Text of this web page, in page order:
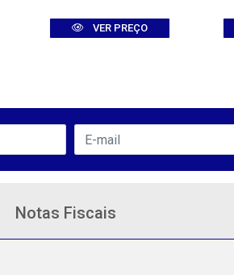
VER PREÇO
Notas Fiscais